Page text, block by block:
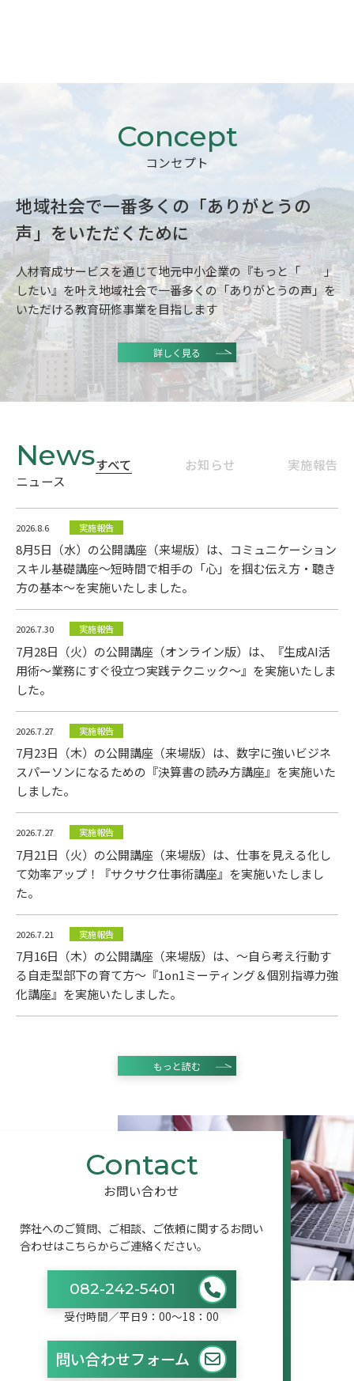
ニュース
コンセプト
地域社会で一番多くの「ありがとうの
声」をいただくために
人材育成サービスを通じて地元中小企業の『もっと「 」
したい』を叶え地域社会で一番多くの「ありがとうの声」を
いただける教育研修事業を目指します
詳しく見る
ニュース
すべて お知らせ 実施報告
2026.8.6 実施報告
8月5日（水）の公開講座（来場版）は、コミュニケーション
スキル基礎講座～短時間で相手の「心」を掴む伝え方・聴き
方の基本～を実施いたしました。
2026.7.30 実施報告
7月28日（火）の公開講座（オンライン版）は、『生成AI活
用術～業務にすぐ役立つ実践テクニック～』を実施いたしま
した。
2026.7.27 実施報告
7月23日（木）の公開講座（来場版）は、数字に強いビジネ
スパーソンになるための『決算書の読み方講座』を実施いた
しました。
2026.7.27 実施報告
7月21日（火）の公開講座（来場版）は、仕事を見える化し
て効率アップ！『サクサク仕事術講座』を実施いたしまし
た。
2026.7.21 実施報告
7月16日（木）の公開講座（来場版）は、～自ら考え行動す
る自走型部下の育て方～『1on1ミーティング＆個別指導力強
化講座』を実施いたしました。
もっと読む
お問い合わせ
弊社へのご質問、ご相談、ご依頼に関するお問い
合わせはこちらからご連絡ください。
082-242-5401
受付時間／平日9：00〜18：00
問い合わせフォーム